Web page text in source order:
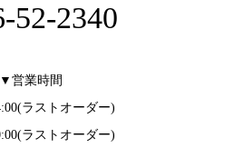
52-2340
▼営業時間
ラストオーダー)
ラストオーダー)